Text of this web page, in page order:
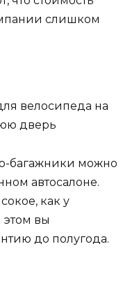
слишком
багажники можно
автосалоне.
как у
вы
до полугода.